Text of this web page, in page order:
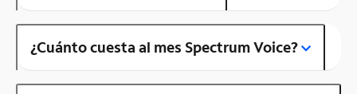
¿Cuánto cuesta al mes Spectrum Voice?